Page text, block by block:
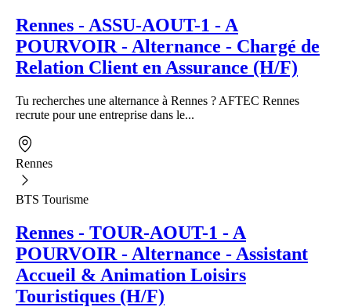
Rennes - ASSU-AOUT-1 - A
POURVOIR - Alternance - Chargé de
Relation Client en Assurance (H/F)
Tu recherches une alternance à Rennes ? AFTEC Rennes
recrute pour une entreprise dans le...
Rennes
BTS Tourisme
Rennes - TOUR-AOUT-1 - A
POURVOIR - Alternance - Assistant
Accueil & Animation Loisirs
Touristiques (H/F)